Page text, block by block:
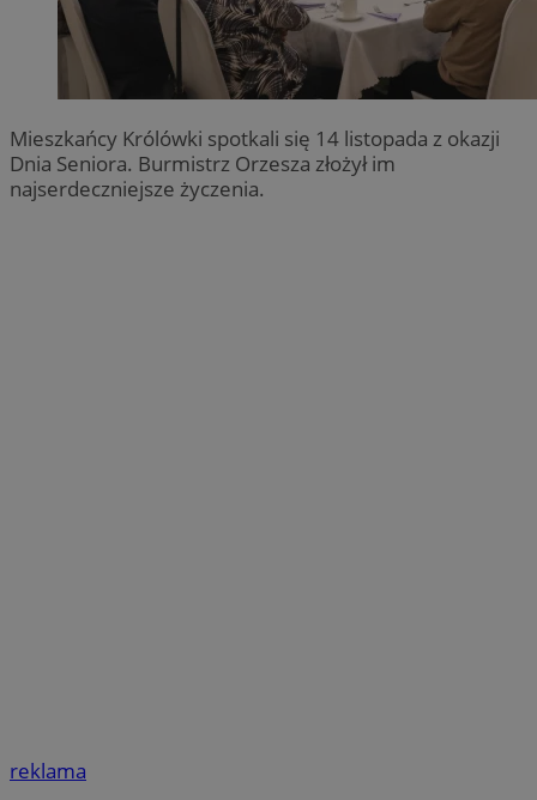
Mieszkańcy Królówki spotkali się 14 listopada z okazji
Dnia Seniora. Burmistrz Orzesza złożył im
najserdeczniejsze życzenia.
reklama